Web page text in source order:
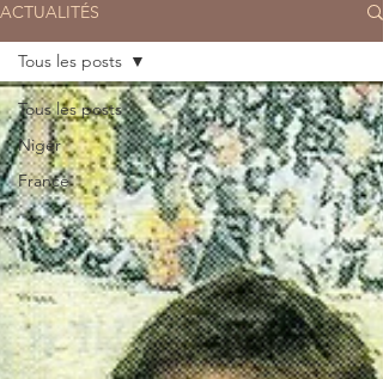
ACTUALITÉS
Tous les posts
Niger
France
Tous les posts